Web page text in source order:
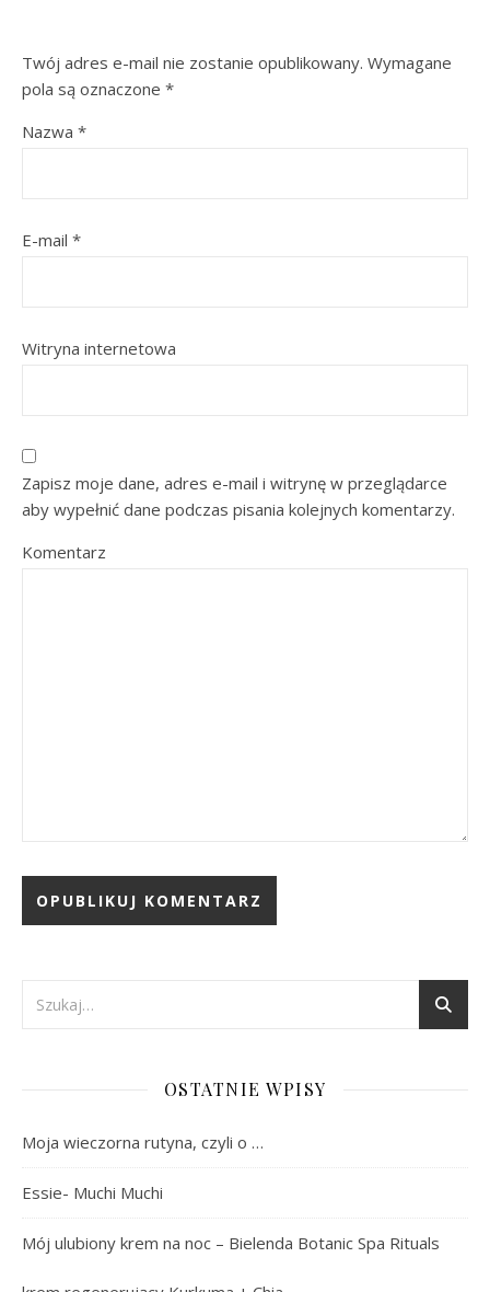
Twój adres e-mail nie zostanie opublikowany. Wymagane
pola są oznaczone *
Nazwa *
E-mail *
Witryna internetowa
Zapisz moje dane, adres e-mail i witrynę w przeglądarce
aby wypełnić dane podczas pisania kolejnych komentarzy.
Komentarz
OSTATNIE WPISY
Moja wieczorna rutyna, czyli o …
Essie- Muchi Muchi
Mój ulubiony krem na noc – Bielenda Botanic Spa Rituals